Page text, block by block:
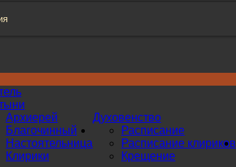
Духовенство
Архиерей
Благочинный
Настоятельница
Клирики
Расписание
Расписание клириков
Крещение